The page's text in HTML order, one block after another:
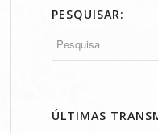
PESQUISAR:
ÚLTIMAS